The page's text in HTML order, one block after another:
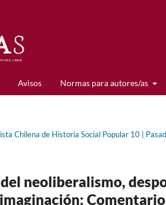
Avisos Normas para autores/as
Chilena de Historia Social Popular 10 |
neoliberalismo,